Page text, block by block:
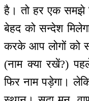
है। तो हर एक समझे
बेहद को सन्देश
करके आप लोगों को
(नाम क्या रखें?)
फिर नाम पड़ेगा।